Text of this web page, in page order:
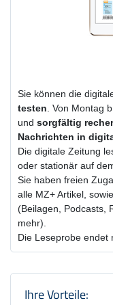
Sie können die
testen. Von Montag
und sorgfältig
Nachrichten in
Die digitale Zeitung
oder stationär auf
Sie haben freien
alle MZ+ Artikel,
(Beilagen, Podcasts,
mehr).
Die Leseprobe endet
Ihre Vorteile: